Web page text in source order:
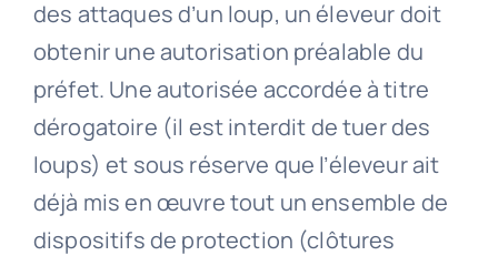
des attaques d’un loup, un éleveur doit
obtenir une autorisation préalable du
préfet. Une autorisée accordée à titre
dérogatoire (il est interdit de tuer des
loups) et sous réserve que l’éleveur ait
déjà mis en œuvre tout un ensemble de
dispositifs de protection (clôtures